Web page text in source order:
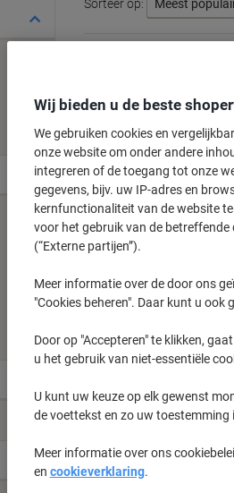
Sorteer op:
Welkom bij onze
ogen te beschermen
veiligheidsbril, allemaal
kunststof, onze selectie
M-Safe Veiligheidsbril
Plastic, polycarbonaat
Wij bieden u de beste
We gebruiken cookies en
onze website om onder andere
integreren of de toegang tot onze
gegevens, bijv. uw IP-adres en
kernfunctionaliteit van de website
voor het gebruik van de
(“Externe partijen”).
Meer informatie over de door ons
"Cookies beheren". Daar kunt u ook
Door op "Accepteren" te klikken,
u het gebruik van niet-essentiële
U kunt uw keuze op elk gewenst
de voettekst en zo uw toestemming
Meer informatie over ons
en cookieverklaring.